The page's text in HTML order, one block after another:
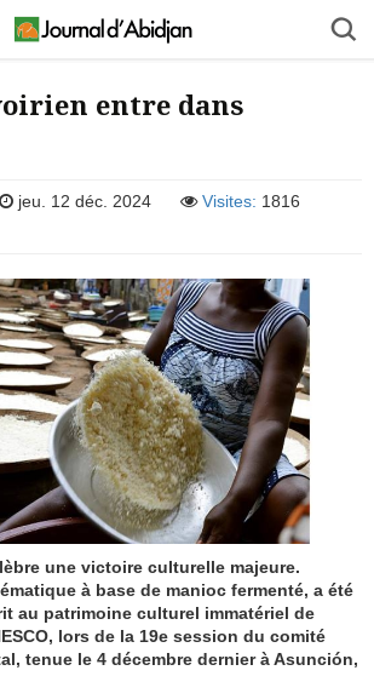
entre dans
jeu. 12 déc. 2024 Visites: 1816
une victoire culturelle majeure.
à base de manioc fermenté, a été
au patrimoine culturel immatériel de
lors de la 19e session du comité
tenue le 4 décembre dernier à Asunción,